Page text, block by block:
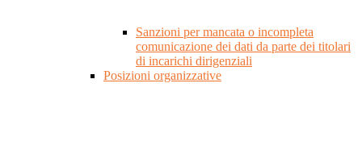
Sanzioni per mancata o incompleta
comunicazione dei dati da parte dei titolari
di incarichi dirigenziali
Posizioni organizzative